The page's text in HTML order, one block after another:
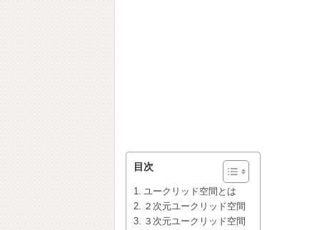
目次
ユークリッド空間とは
２次元ユークリッド空間
３次元ユークリッド空間